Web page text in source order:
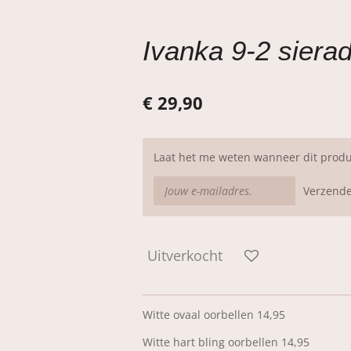
Ivanka 9-2
€ 29,90
Laat het me weten wanneer dit
Uitverkocht
Witte ovaal oorbellen 14,95
Witte hart bling oorbellen 14,95